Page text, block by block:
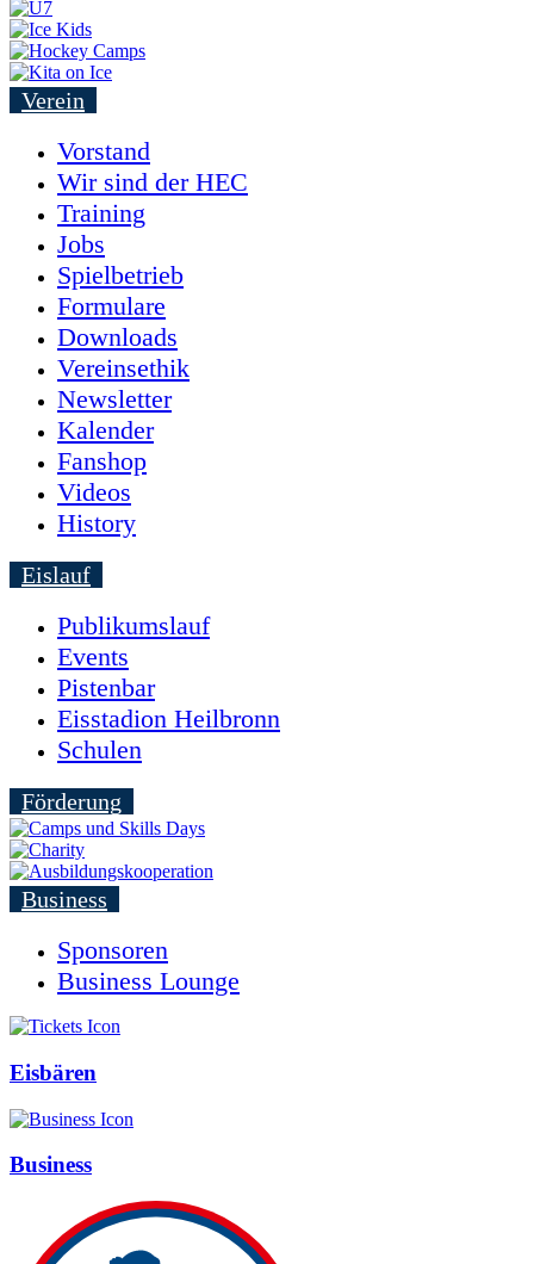
Verein
Vorstand
Wir sind der HEC
Training
Jobs
Spielbetrieb
Formulare
Downloads
Vereinsethik
Newsletter
Kalender
Fanshop
Videos
History
Eislauf
Publikumslauf
Events
Pistenbar
Eisstadion Heilbronn
Schulen
Förderung
Business
Sponsoren
Business Lounge
Eisbären
Business